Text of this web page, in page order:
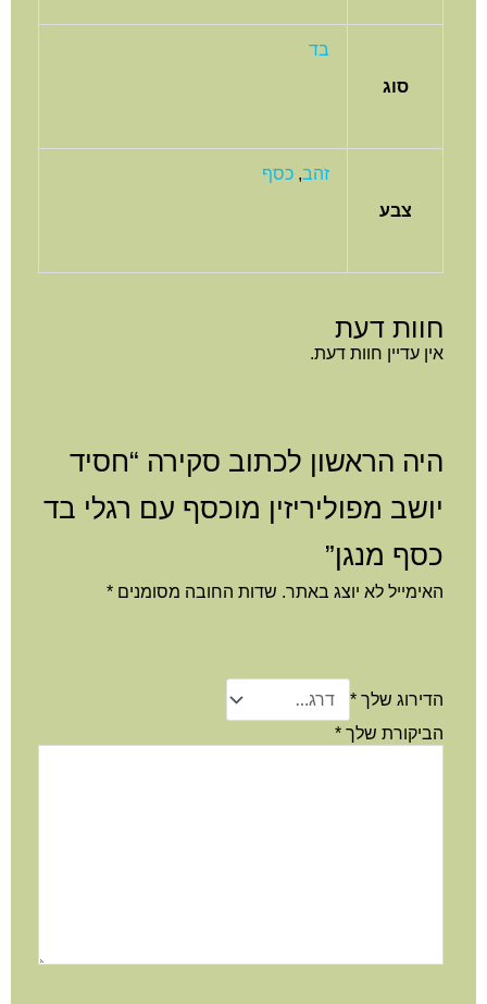
סוג
בד
צבע
זהב ,כסף
חוות דעת
אין עדיין חוות דעת.
היה הראשון לכתוב סקירה “חסיד
יושב מפוליריזין מוכסף עם רגלי בד
כסף מנגן”
האימייל לא יוצג באתר. שדות החובה מסומנים *
הדירוג שלך *
הביקורת שלך *